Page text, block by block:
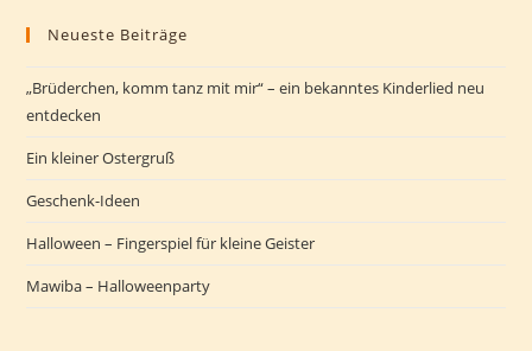
Neueste Beiträge
„Brüderchen, komm tanz mit mir“ – ein bekanntes Kinderlied neu
entdecken
Ein kleiner Ostergruß
Geschenk-Ideen
Halloween – Fingerspiel für kleine Geister
Mawiba – Halloweenparty